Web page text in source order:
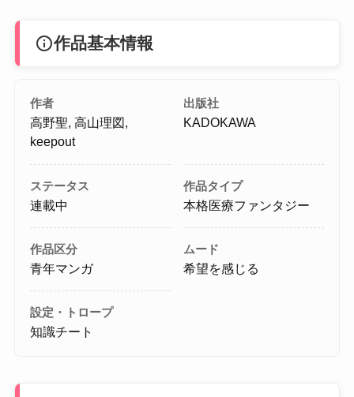
info作品基本情報
作者
高野聖, 高山理図,
keepout
出版社
KADOKAWA
ステータス
連載中
作品タイプ
本格医療ファンタジー
作品区分
青年マンガ
ムード
希望を感じる
設定・トロープ
知識チート